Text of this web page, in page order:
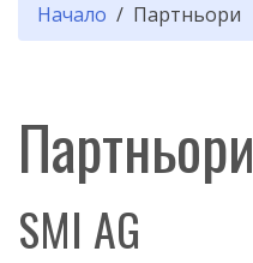
Начало Партньори
Партньори
SMI AG